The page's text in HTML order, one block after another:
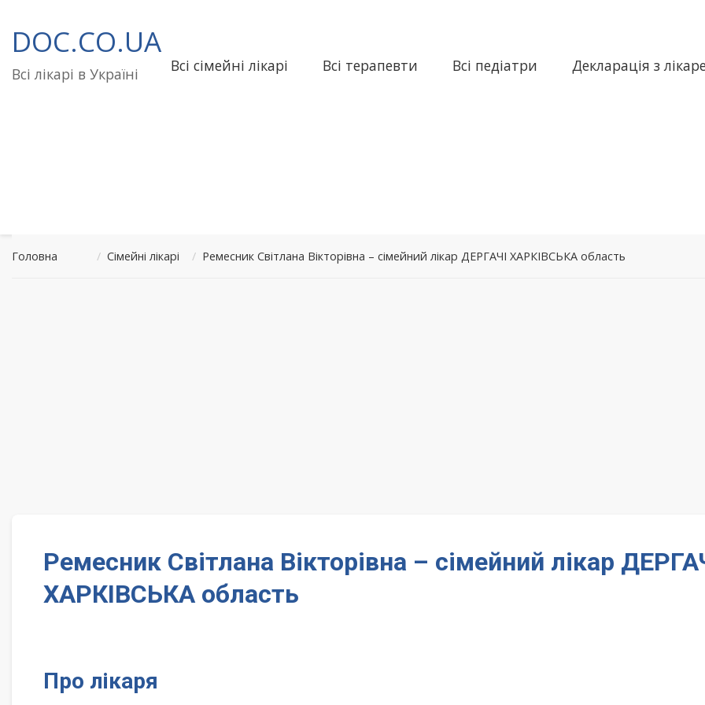
до
вмісту
DOC.CO.UA
Всі лікарі в Україні Всі сімейні лікарі Всі терапевти Всі педіатри Декларація з
Головна / Сімейні лікарі / Ремесник Світлана Вікторівна – сімейний лікар ДЕРГАЧІ ХАРКІВСЬКА область
Ремесник Світлана Вікторівна – сімейний лікар
ХАРКІВСЬКА область
Про лікаря